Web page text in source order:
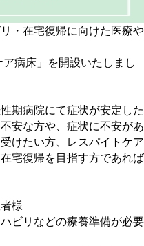
・在宅復帰に向けた医療や
病床」を開設いたしまし
期病院にて症状が安定した
安な方や、症状に不安があ
けたい方、レスパイトケア
宅復帰を目指す方であれば
様
ビリなどの療養準備が必要